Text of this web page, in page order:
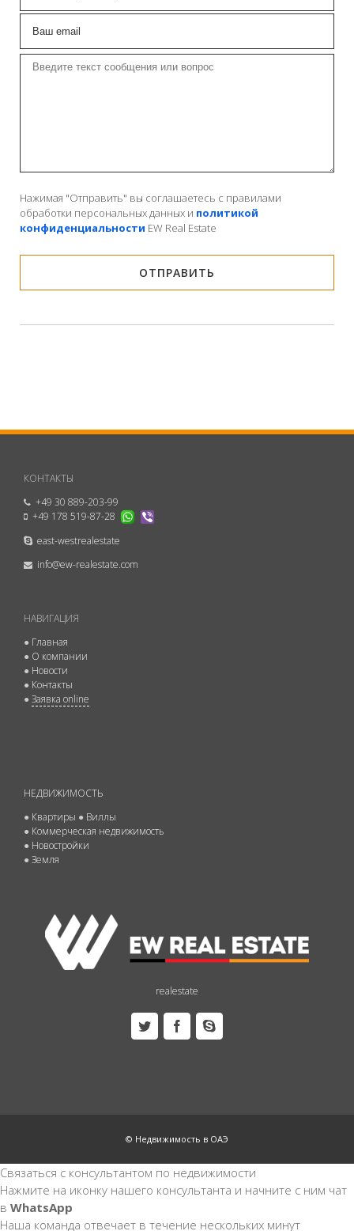
Нажимая "Отправить" вы соглашаетесь с правилами
обработки персональных данных и политикой
конфиденциальности EW Real Estate
КОНТАКТЫ
+49 30 889-203-99
+49 178 519-87-28
east-westrealestate
info@ew-realestate.com
НАВИГАЦИЯ
● Главная
● О компании
● Новости
● Контакты
● Заявка online
НЕДВИЖИМОСТЬ
● Квартиры ● Виллы
● Коммерческая недвижимость
● Новостройки
● Земля
realestate
© Недвижимость в ОАЭ
Связаться с консультантом по недвижимости
Нажмите на иконку нашего консультанта и начните с ним чат
в WhatsApp
Наша команда отвечает в течение нескольких минут